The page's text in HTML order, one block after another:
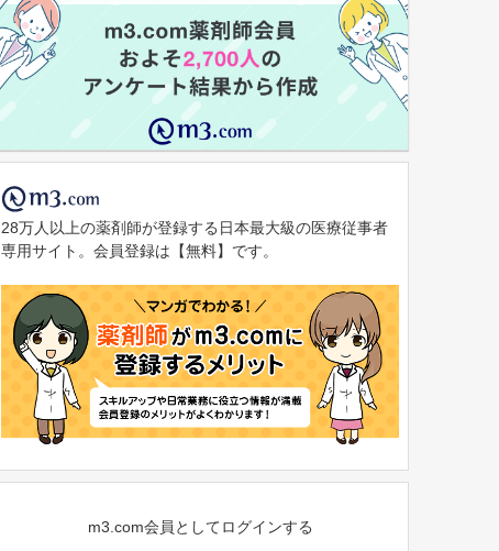
28万人以上の薬剤師が登録する日本最大級の医療従事者
専用サイト。会員登録は【無料】です。
m3.com会員としてログインする